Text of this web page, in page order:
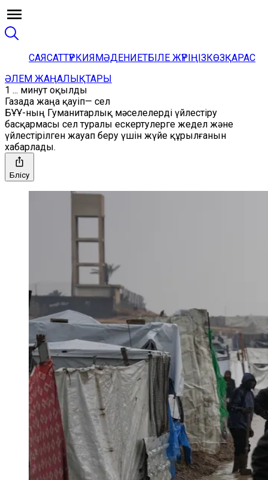
САЯСАТТҮРКИЯМӘДЕНИЕТБІЛЕ ЖҮРІҢІЗКӨЗҚАРАС
ӘЛЕМ ЖАҢАЛЫҚТАРЫ
1 ... минут оқылды
Газада жаңа қауіп— сел
БҰҰ-ның Гуманитарлық мәселелерді үйлестіру
басқармасы сел туралы ескертулерге жедел және
үйлестірілген жауап беру үшін жүйе құрылғанын
хабарлады.
Бөлісу